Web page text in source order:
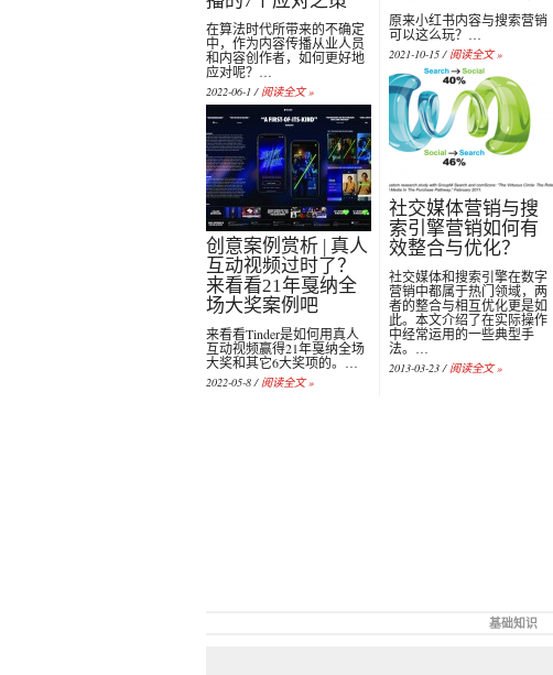
在算法时代所带来的不确定
中，作为内容传播从业人员
和内容创作者，如何更好地
应对呢？…
2022-06-1 / 阅读全文 »
创意案例赏析 | 真人
互动视频过时了？
来看看21年戛纳全
场大奖案例吧
来看看Tinder是如何用真人
互动视频赢得21年戛纳全场
大奖和其它6大奖项的。…
2022-05-8 / 阅读全文 »
原来小红书内容与搜索营销
可以这么玩？…
2021-10-15 / 阅读全文 »
社交媒体营销与搜
索引擎营销如何有
效整合与优化？
社交媒体和搜索引擎在数字
营销中都属于热门领域，两
者的整合与相互优化更是如
此。本文介绍了在实际操作
中经常运用的一些典型手
法。…
2013-03-23 / 阅读全文 »
基础知识